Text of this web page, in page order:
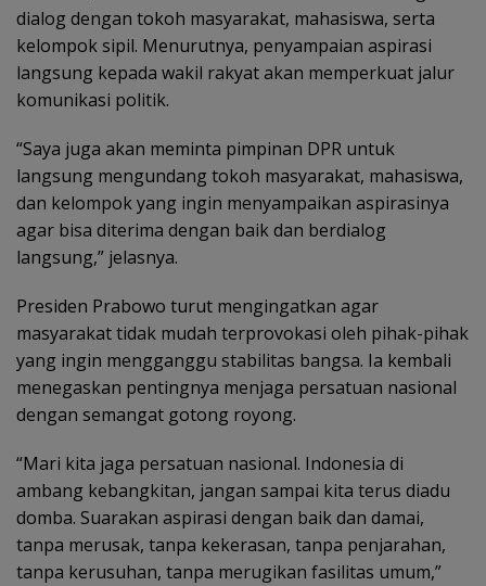
dialog dengan tokoh masyarakat, mahasiswa, serta
kelompok sipil. Menurutnya, penyampaian aspirasi
langsung kepada wakil rakyat akan memperkuat jalur
komunikasi politik.
“Saya juga akan meminta pimpinan DPR untuk
langsung mengundang tokoh masyarakat, mahasiswa,
dan kelompok yang ingin menyampaikan aspirasinya
agar bisa diterima dengan baik dan berdialog
langsung,” jelasnya.
Presiden Prabowo turut mengingatkan agar
masyarakat tidak mudah terprovokasi oleh pihak-pihak
yang ingin mengganggu stabilitas bangsa. Ia kembali
menegaskan pentingnya menjaga persatuan nasional
dengan semangat gotong royong.
“Mari kita jaga persatuan nasional. Indonesia di
ambang kebangkitan, jangan sampai kita terus diadu
domba. Suarakan aspirasi dengan baik dan damai,
tanpa merusak, tanpa kekerasan, tanpa penjarahan,
tanpa kerusuhan, tanpa merugikan fasilitas umum,”